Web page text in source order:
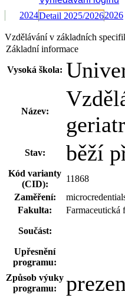
2024Detail 2025/20262026
Vzdělávání v základních
Základní informace
Vysoká škola:
Název:
Stav: běží
Kód varianty
(CID):
11868
Zaměření:
Fakulta:
Součást:
Upřesnění
programu:
Způsob výuky
programu: